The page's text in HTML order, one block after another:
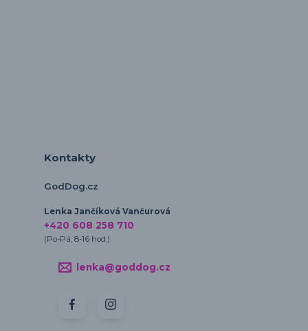
Kontakty
GodDog.cz
Lenka Jančíková Vančurová
+420 608 258 710
(Po-Pá, 8-16 hod.)
lenka@goddog.cz